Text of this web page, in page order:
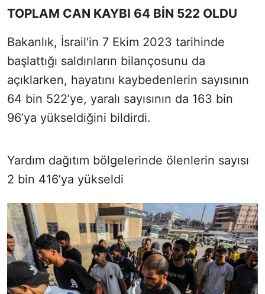
TOPLAM CAN KAYBI 64 BİN 522 OLDU
Bakanlık, İsrail'in 7 Ekim 2023 tarihinde
başlattığı saldırıların bilançosunu da
açıklarken, hayatını kaybedenlerin sayısının
64 bin 522’ye, yaralı sayısının da 163 bin
96’ya yükseldiğini bildirdi.
Yardım dağıtım bölgelerinde ölenlerin sayısı
2 bin 416’ya yükseldi